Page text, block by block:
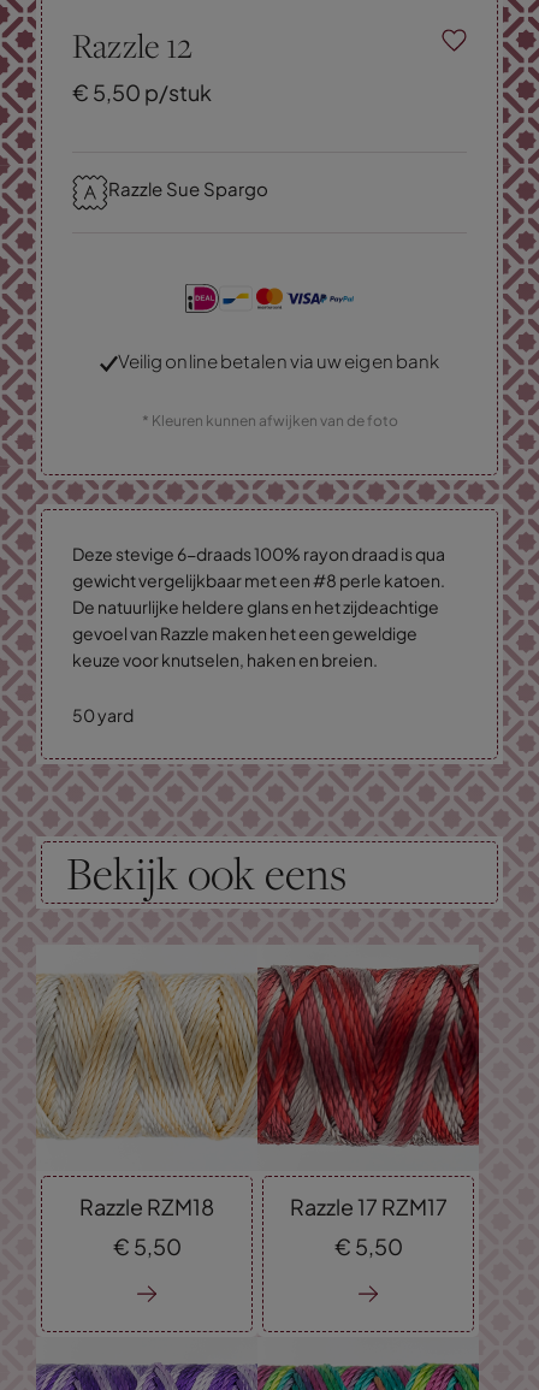
Razzle 12
€ 5,50 p/stuk
Razzle Sue Spargo
Veilig online betalen via uw eigen bank
* Kleuren kunnen afwijken van de foto
Deze stevige 6-draads 100% rayon draad is qua
gewicht vergelijkbaar met een #8 perle katoen.
De natuurlijke heldere glans en het zijdeachtige
gevoel van Razzle maken het een geweldige
keuze voor knutselen, haken en breien.
50 yard
Bekijk ook eens
Razzle RZM18
€ 5,50
Razzle 17 RZM17
€ 5,50